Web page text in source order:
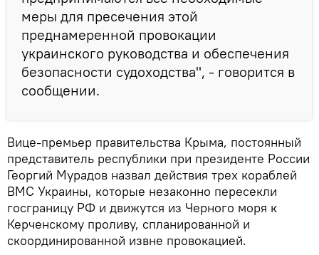
меры для пресечения этой
преднамеренной провокации
украинского руководства и обеспечения
безопасности судоходства", - говорится в
сообщении.
Вице-премьер правительства Крыма, постоянный
представитель республики при президенте России
Георгий Мурадов назвал действия трех кораблей
ВМС Украины, которые незаконно пересекли
госграницу РФ и движутся из Черного моря к
Керченскому проливу, спланированной и
скоординированной извне провокацией.